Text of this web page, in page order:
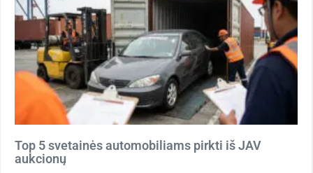
Top 5 svetainės automobiliams pirkti iš JAV
aukcionų